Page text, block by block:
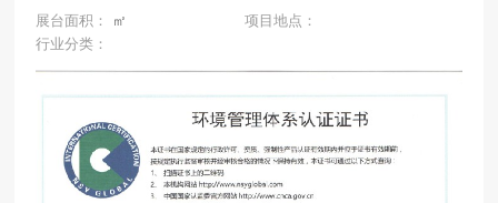
展台面积： ㎡
项目地点：
行业分类：